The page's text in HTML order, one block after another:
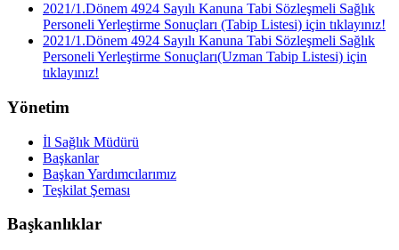
2021/1.Dönem 4924 Sayılı Kanuna Tabi Sözleşmeli Sağlık
Personeli Yerleştirme Sonuçları (Tabip Listesi) için tıklayınız!
2021/1.Dönem 4924 Sayılı Kanuna Tabi Sözleşmeli Sağlık
Personeli Yerleştirme Sonuçları(Uzman Tabip Listesi) için
tıklayınız!
Yönetim
İl Sağlık Müdürü
Başkanlar
Başkan Yardımcılarımız
Teşkilat Şeması
Başkanlıklar